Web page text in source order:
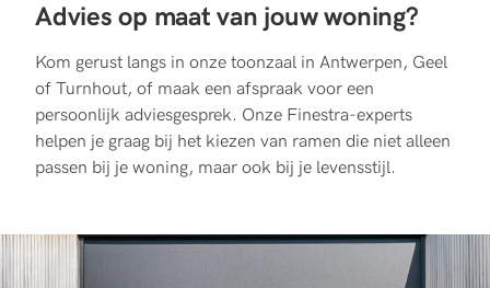
Advies op maat van jouw woning?
Kom gerust langs in onze toonzaal in Antwerpen, Geel
of Turnhout, of maak een afspraak voor een
persoonlijk adviesgesprek. Onze Finestra-experts
helpen je graag bij het kiezen van ramen die niet alleen
passen bij je woning, maar ook bij je levensstijl.